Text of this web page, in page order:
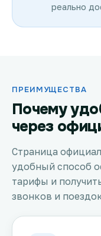
реально
ПРЕИМУЩЕСТВА
Почему
через
Страница
удобный способ
тарифы и
звонков и